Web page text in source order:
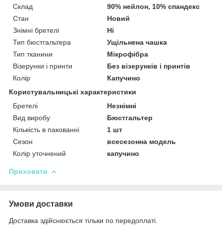
Склад
90% нейлон, 10% спандекс
Стан
Новий
Знімні бретелі
Ні
Тип бюстгальтера
Ущільнена чашка
Тип тканини
Мікрофібра
Візерунки і принти
Без візерунків і принтів
Колір
Капучино
Користувальницькі характеристики
Бретелі
Незнімні
Вид виробу
Бюстгальтер
Кількість в пакованні
1 шт
Сезон
всесезонна модель
Колір уточнений
капучино
Приховати
Умови доставки
Доставка здійснюється тільки по передоплаті.